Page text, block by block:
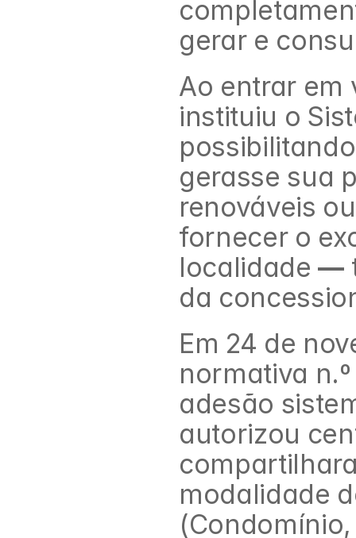
gerar e
Ao entrar em
instituiu o
gerasse sua
renováveis
fornecer o
localidade —
da
Em 24 de
normativa
adesão
autorizou
modalidade